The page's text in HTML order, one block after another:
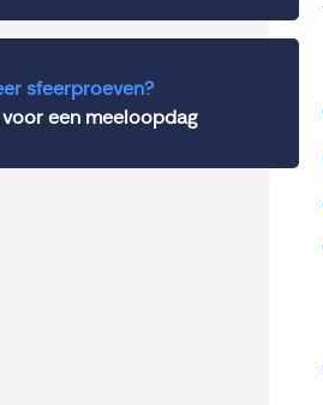
sfeerproeven?
voor een meeloopdag